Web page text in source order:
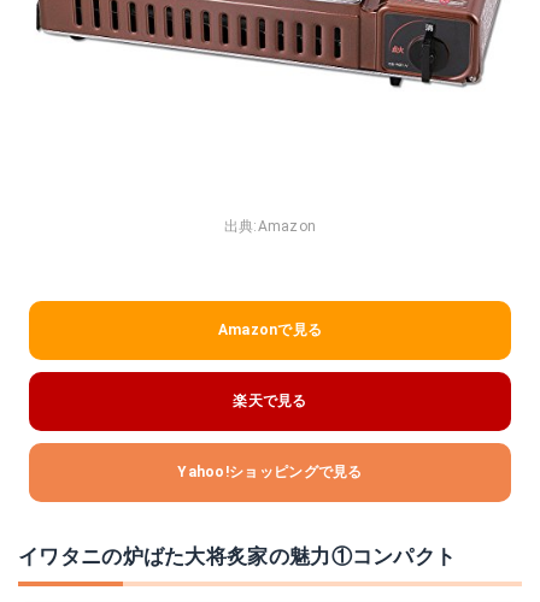
出典:Amazon
Amazonで見る
楽天で見る
Yahoo!ショッピングで見る
イワタニの炉ばた大将炙家の魅力①コンパクト